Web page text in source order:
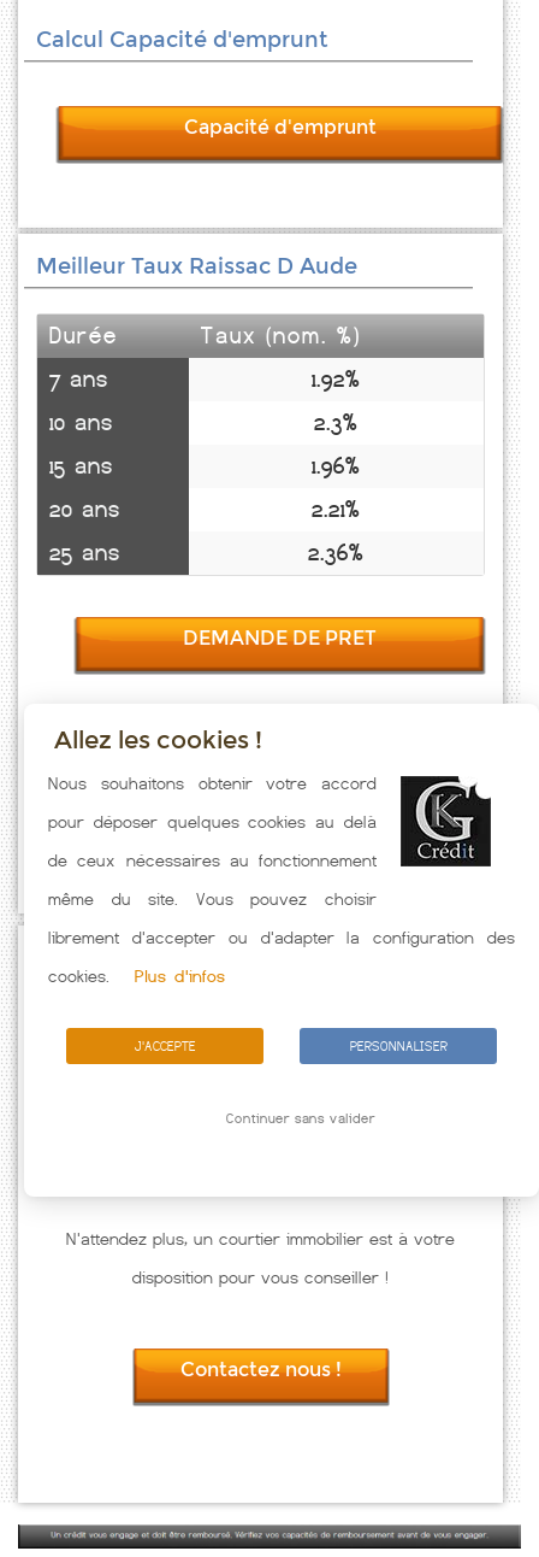
Calcul Capacité d'emprunt
Capacité d'emprunt
Meilleur Taux Raissac D Aude
Durée
Taux (nom. %)
7 ans
1.92%
10 ans
2.3%
15 ans
1.96%
20 ans
2.21%
25 ans
2.36%
DEMANDE DE PRET
Taux emprunt actualisés (Raissac D Aude) toutes les semaines. Taux
Immobilier pratiqués par nos partenaires bancaires. Meilleur Taux
hors assurance. Taux crédit immobilier indicatif fonction des
caractéristiques de l'emprunteur.
N'attendez plus, un courtier immobilier est à votre
disposition pour vous conseiller !
Contactez nous !
Allez les cookies !
Nous souhaitons obtenir votre accord
pour déposer quelques cookies au delà
de ceux nécessaires au fonctionnement
même du site. Vous pouvez choisir
librement d'accepter ou d'adapter la configuration des
cookies.
Plus d'infos
J'ACCEPTE PERSONNALISER
Continuer sans valider